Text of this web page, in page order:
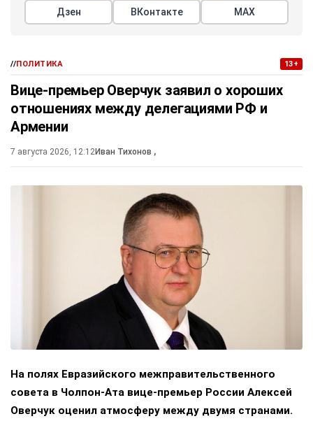
Дзен ВКонтакте МАХ
//ПОЛИТИКА 13+
Вице-премьер Оверчук заявил о хороших
отношениях между делегациями РФ и
Армении
7 августа 2026, 12:12Иван Тихонов ,
На полях Евразийского межправительственного
совета в Чолпон-Ата вице-премьер России Алексей
Оверчук оценил атмосферу между двумя странами.